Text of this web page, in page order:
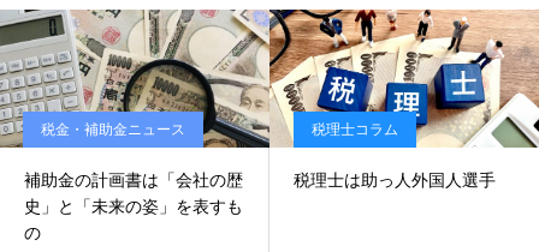
税金・補助金ニュース
補助金の計画書は「会社の歴
史」と「未来の姿」を表すも
の
税理士コラム
税理士は助っ人外国人選手